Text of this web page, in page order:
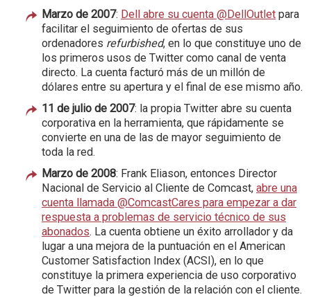
Marzo de 2007: Dell abre su cuenta @DellOutlet para
facilitar el seguimiento de ofertas de sus
ordenadores refurbished, en lo que constituye uno de
los primeros usos de Twitter como canal de venta
directo. La cuenta facturó más de un millón de
dólares entre su apertura y el final de ese mismo año.
11 de julio de 2007: la propia Twitter abre su cuenta
corporativa en la herramienta, que rápidamente se
convierte en una de las de mayor seguimiento de
toda la red.
Marzo de 2008: Frank Eliason, entonces Director
Nacional de Servicio al Cliente de Comcast, abre una
cuenta llamada @ComcastCares para empezar a dar
respuesta a problemas de servicio técnico de sus
abonados. La cuenta obtiene un éxito arrollador y da
lugar a una mejora de la puntuación en el American
Customer Satisfaction Index (ACSI), en lo que
constituye la primera experiencia de uso corporativo
de Twitter para la gestión de la relación con el cliente.